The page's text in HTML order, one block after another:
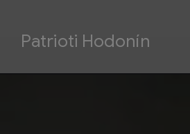
Patrioti Hodonín